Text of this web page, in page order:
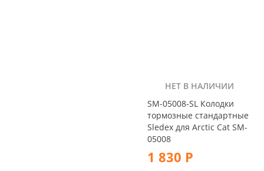
НЕТ В НАЛИЧИИ
SM-05008-SL Колодки
тормозные стандартные
Sledex для Arctic Cat SM-
05008
1 830 Р